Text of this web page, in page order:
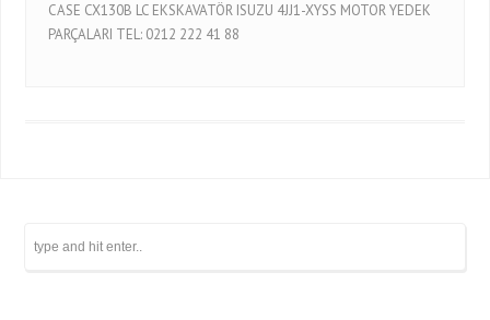
CASE CX130B LC EKSKAVATÖR ISUZU 4JJ1-XYSS MOTOR YEDEK
PARÇALARI TEL: 0212 222 41 88